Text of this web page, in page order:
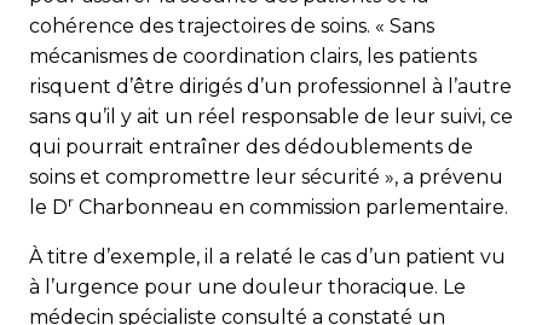
cohérence des trajectoires de soins. « Sans
mécanismes de coordination clairs, les patients
risquent d’être dirigés d’un professionnel à l’autre
sans qu’il y ait un réel responsable de leur suivi, ce
qui pourrait entraîner des dédoublements de
soins et compromettre leur sécurité », a prévenu
le Dr Charbonneau en commission parlementaire.
À titre d’exemple, il a relaté le cas d’un patient vu
à l’urgence pour une douleur thoracique. Le
médecin spécialiste consulté a constaté un